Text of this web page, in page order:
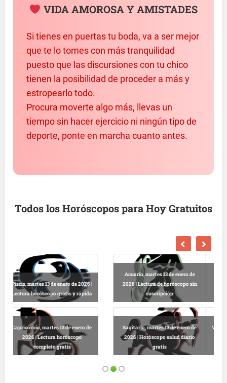
VIDA AMOROSA Y AMISTADES
Si tienes en puertas tu boda, va a ser mejor
que te lo tomes con más tranquilidad
puesto que las discursiones con tu chico
tienen la posibilidad de proceder a más y
estropearlo todo.
Procura moverte algo más, llevas un
tiempo sin hacer ejercicio ni ningún tipo de
deporte, ponte en marcha cuanto antes.
Todos los Horóscopos para Hoy Gratuitos
Escorpio, martes 13 de enero de
2026 | Horóscopo gratis hoy y
completo
Libra, martes 13 de enero de 2026 |
Lectura horóscopo online
Virgo, martes 13 de enero de 2026 |
Predicciones astrológicas
gratuitas hoy
Leo, martes 13 de enero de 2026 |
Horóscopo completo y gratuito